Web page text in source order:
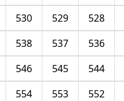
528
529
530
536
537
538
544
545
546
552
553
554